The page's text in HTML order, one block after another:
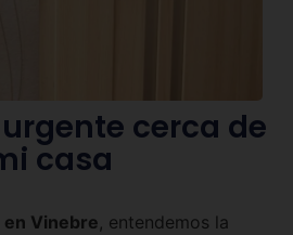
cerca de
casa
en Vinebre , entendemos la